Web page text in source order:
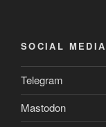
SOCIAL MEDIA
Telegram
Mastodon